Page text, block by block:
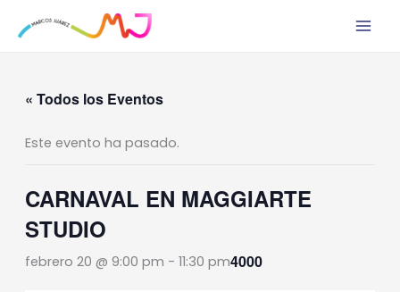
« Todos los Eventos
Este evento ha pasado.
CARNAVAL EN MAGGIARTE
STUDIO
febrero 20 @ 9:00 pm - 11:30 pm4000